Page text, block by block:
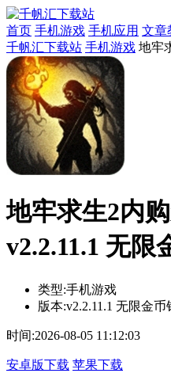
首页 手机游戏 手机应用 文章
千帆汇下载站 手机游戏 地牢
地牢求生2内
v2.2.11.1 无限
类型:手机游戏
版本:v2.2.11.1 无限金币
时间:2026-08-05 11:12:03
安卓版下载 苹果下载